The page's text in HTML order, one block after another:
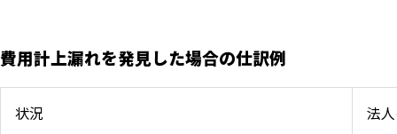
費用計上漏れを発見した場合の仕訳例
状況 法